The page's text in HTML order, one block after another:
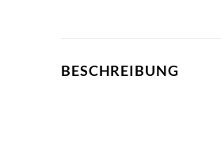
BESCHREIBUNG